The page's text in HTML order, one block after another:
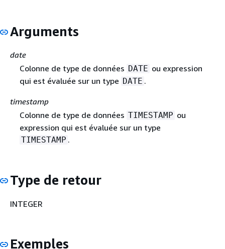
Arguments
date
Colonne de type de données DATE ou expression
qui est évaluée sur un type DATE .
timestamp
Colonne de type de données TIMESTAMP ou
expression qui est évaluée sur un type
TIMESTAMP .
Type de retour
INTEGER
Exemples